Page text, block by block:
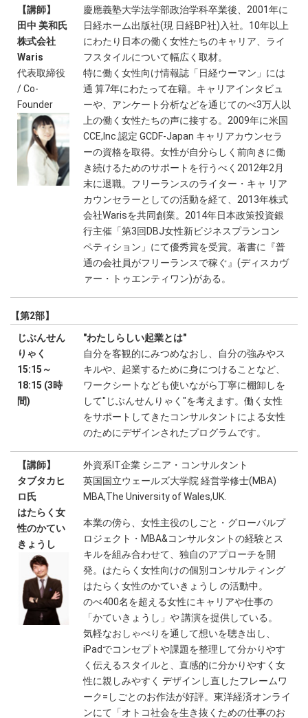
【講師】
田中 美和氏
株式会社
Waris
代表取締役
/ Co-
Founder
慶應義塾大学法学部政治学科卒業後、2001年に
日経ホーム出版社(現 日経BP社)入社。10年以上
にわたり日本の働く女性たちのキャリア、ライ
フスタイルについて幅広く取材。
特に働く女性向け情報誌「日経ウーマン」には
通 算7年にわたって在籍。キャリアインタビュ
ーや、アンケート分析などを通じてのべ3万人以
上の働く女性たちの声に接する。2009年に米国
CCE,Inc.認定 GCDF-Japan キャリアカウンセラ
ーの資格を取得。女性が自分らしく前向きに働
き続けるためのサポートを行うべく2012年2月
末に退職。フリーランスのライター・キャ リア
カウンセラーとしての活動を経て、2013年株式
会社Warisを共同創業。2014年日本政策投資銀
行主催「第3回DBJ女性新ビジネスプランコン
ペティション」にて優秀賞を受賞。著書に『普
通の会社員がフリーランスで稼ぐ』(ディスカヴ
ァー・トゥエンティワン)がある。
【第2部】
じぶんせん
りゃく
15:15～
18:15 (3時
間)
"わたしらしい起業とは"
自分を客観的にみつめなおし、自分の強みやス
キルや、起業するために身につけることなど、
ワークシートなども使いながら丁寧に棚卸しを
して"じぶんせんりゃく"を考えます。働く女性
をサポートしてきたコンサルタントによる女性
のためにデザインされたプログラムです。
【講師】
タブタカヒ
ロ氏
はたらく女
性のかてい
きょうし
外資系IT企業 シニア・コンサルタント
英国国立ウェールズ大学院 経営学修士(MBA)
MBA,The University of Wales,UK.
本業の傍ら、女性主役のしごと・グローバルプ
ロジェクト・MBA&コンサルタントの経験とス
キルを組み合わせて、独自のアプローチを開
発。はたらく女性向けの個別コンサルティング
はたらく女性のかていきょうし の活動中。
のべ400名を超える女性にキャリアや仕事の
「かていきょうし」や 講演を提供している。
気軽なおしゃべりを通して想いを聴き出し、
iPadでコンセプトや課題を整理して分かりやす
く伝えるスタイルと、直感的に分かりやすく女
性に親しみやすく デザインし直したフレームワ
ーク=しごとのお作法が好評。東洋経済オンライ
ンにて「オトコ社会を生き抜くための仕事のお